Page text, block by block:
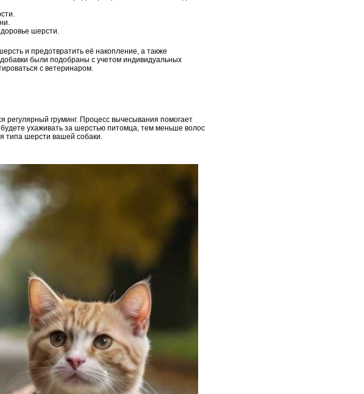
шерсти.
и предотвратить её накопление, а также
были подобраны с учетом индивидуальных
с ветеринаром.
груминг. Процесс вычесывания помогает
ухаживать за шерстью питомца, тем меньше волос
типа шерсти вашей собаки.